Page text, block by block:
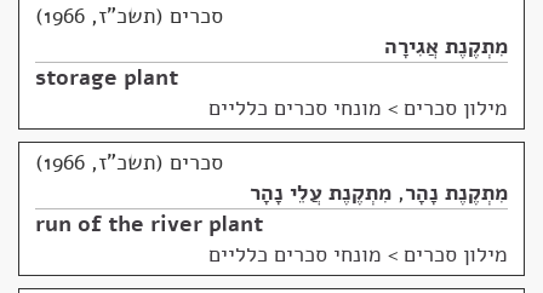
סכרים (תשכ"ז, 1966)
מִתְקֶנֶת אֲגִירָה
storage plant
מילון סכרים > מונחי סכרים כלליים
סכרים (תשכ"ז, 1966)
מִתְקֶנֶת נָהָר, מִתְקֶנֶת עֲלֵי נָהָר
run of the river plant
מילון סכרים > מונחי סכרים כלליים